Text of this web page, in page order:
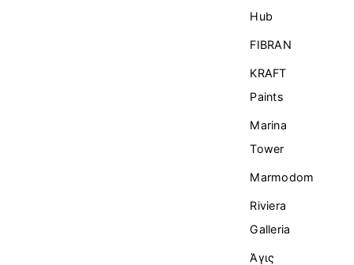
Ηub
FIBRAN
KRAFT
Paints
Marina
Tower
Marmodom
Riviera
Galleria
Άγις